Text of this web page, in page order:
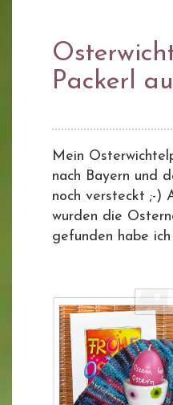
Packerl
Mein
nach Bayern und
noch versteckt ;-)
wurden die
gefunden habe